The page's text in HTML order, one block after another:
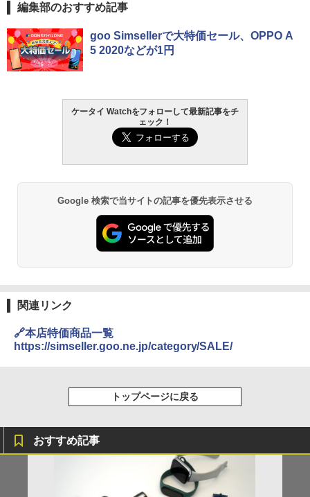
編集部のおすすめ記事
goo Simsellerで大特価セール、OPPO A
5 2020などが1円
ケータイ Watchをフォローして最新記事をチ
ェック！
Google 検索で当サイトの記事を優先表示させる
関連リンク
🔗本店特価商品一覧
https://simseller.goo.ne.jp/category/SALE/
トップページに戻る
おすすめ記事